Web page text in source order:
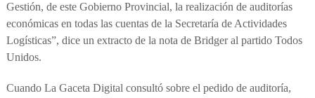
Gestión, de este Gobierno Provincial, la realización de auditorías
económicas en todas las cuentas de la Secretaría de Actividades
Logísticas”, dice un extracto de la nota de Bridger al partido Todos
Unidos.
Cuando La Gaceta Digital consultó sobre el pedido de auditoría,